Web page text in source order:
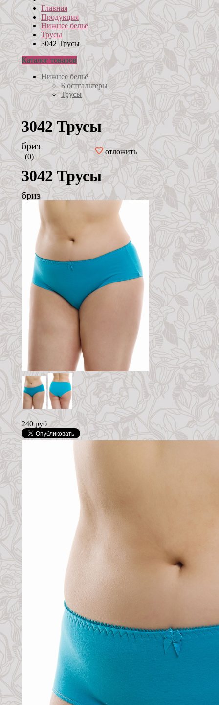
Главная
Продукция
Нижнее бельё
Трусы
3042 Трусы
Каталог товаров
Нижнее бельё
Бюстгальтеры
Трусы
3042 Трусы
бриз
(0)
отложить
3042 Трусы
бриз
240 руб